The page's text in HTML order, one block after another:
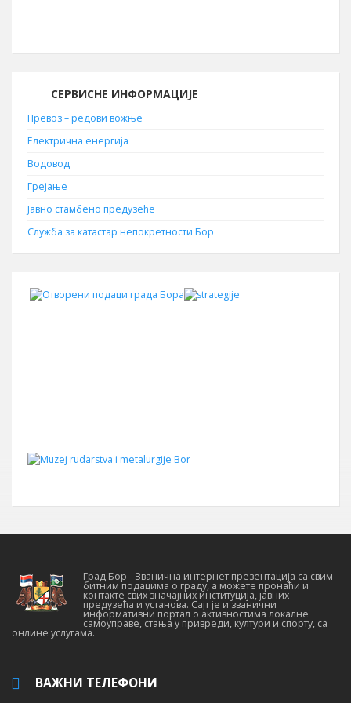
СЕРВИСНЕ ИНФОРМАЦИЈЕ
Превоз – редови вожње
Електрична енергија
Водовод
Грејање
Јавно стамбено предузеће
Служба за катастар непокретности Бор
Град Бор - Званична интернет презентација са свим
битним подацима о граду, а можете пронаћи и
контакте свих значајних институција, јавних
предузећа и установа. Сајт је и званични
информативни портал о активностима локалне
самоуправе, стања у привреди, култури и спорту, са
онлине услугама.
ВАЖНИ ТЕЛЕФОНИ